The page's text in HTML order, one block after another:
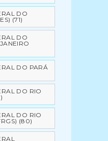
DO
(71)
DO
DO PARÁ
DO RIO
DO RIO
(80)